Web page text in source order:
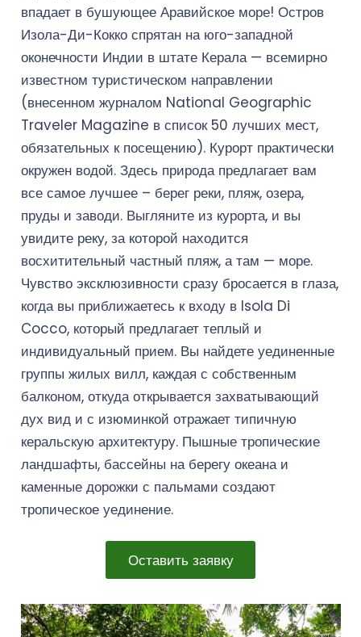
впадает в бушующее Аравийское море! Остров
Изола-Ди-Кокко спрятан на юго-западной
оконечности Индии в штате Керала — всемирно
известном туристическом направлении
(внесенном журналом National Geographic
Traveler Magazine в список 50 лучших мест,
обязательных к посещению). Курорт практически
окружен водой. Здесь природа предлагает вам
все самое лучшее – берег реки, пляж, озера,
пруды и заводи. Выгляните из курорта, и вы
увидите реку, за которой находится
восхитительный частный пляж, а там — море.
Чувство эксклюзивности сразу бросается в глаза,
когда вы приближаетесь к входу в Isola Di
Cocco, который предлагает теплый и
индивидуальный прием. Вы найдете уединенные
группы жилых вилл, каждая с собственным
балконом, откуда открывается захватывающий
дух вид и с изюминкой отражает типичную
керальскую архитектуру. Пышные тропические
ландшафты, бассейны на берегу океана и
каменные дорожки с пальмами создают
тропическое уединение.
Оставить заявку